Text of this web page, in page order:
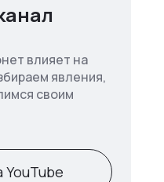
влияет на
явления,
своим